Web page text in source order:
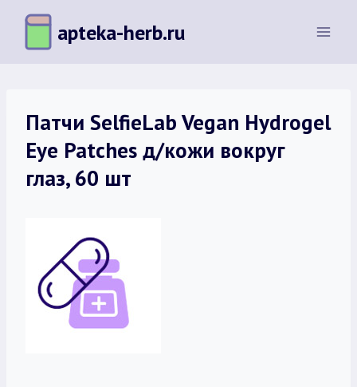
Перейти
содержимому
apteka-herb.ru
Патчи SelfieLab Vegan Hydrogel
Eye Patches д/кожи вокруг
глаз, 60 шт